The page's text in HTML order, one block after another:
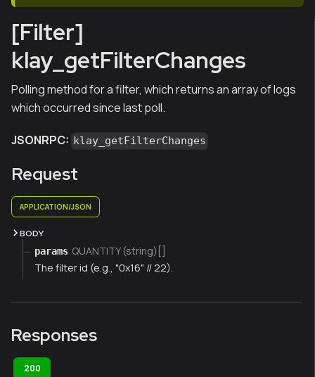
[Filter]
klay_getFilterChanges
Polling method for a filter, which returns an array of logs
which occurred since last poll.
JSONRPC: klay_getFilterChanges
Request
APPLICATION/JSON
BODY
params QUANTITY (string)[]
The filter id (e.g., "0x16" // 22).
Responses
200